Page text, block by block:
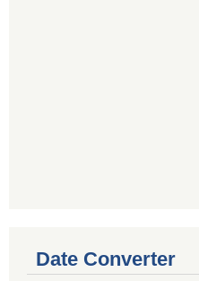
Date Converter